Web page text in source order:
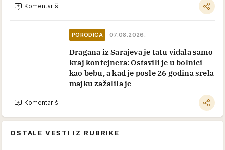
Komentariši
PORODICA 07.08.2026.
Dragana iz Sarajeva je tatu viđala samo
kraj kontejnera: Ostavili je u bolnici
kao bebu, a kad je posle 26 godina srela
majku zažalila je
Komentariši
OSTALE VESTI IZ RUBRIKE